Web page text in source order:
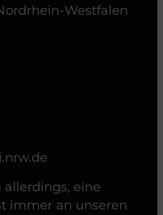
Westfalen
eine
immer an unseren